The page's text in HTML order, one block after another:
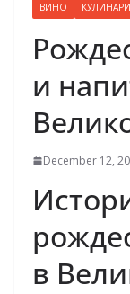
ВИНО
и
December 12,
в